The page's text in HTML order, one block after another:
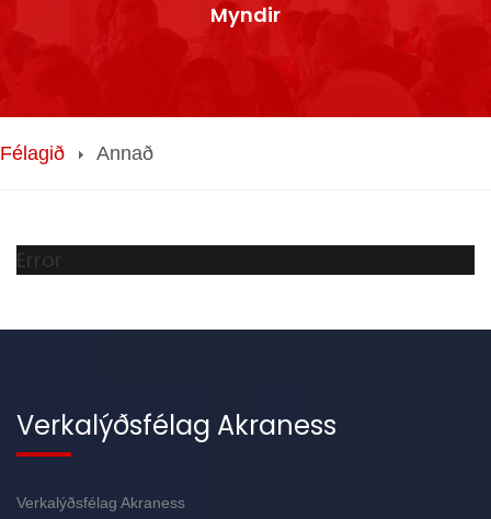
Myndir
Félagið Annað
Error
Verkalýðsfélag Akraness
Verkalýðsfélag Akraness